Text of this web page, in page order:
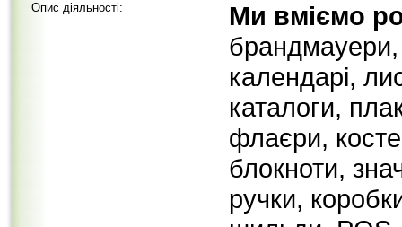
Опис діяльності:
Ми вміємо
брандмауери,
календарі,
каталоги,
флаєри,
блокноти,
ручки,